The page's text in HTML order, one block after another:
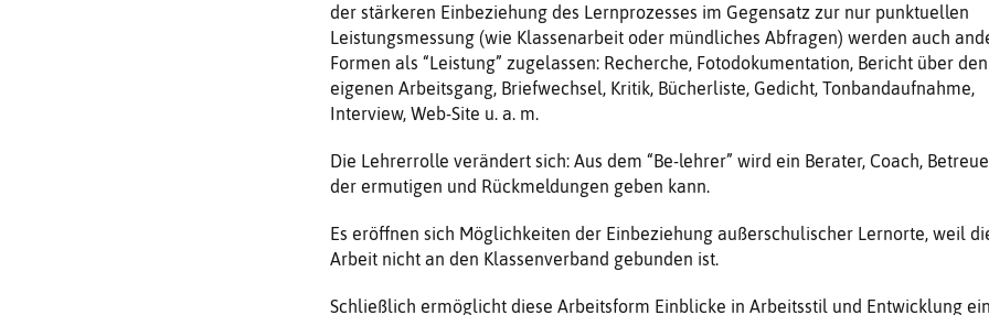
der stärkeren Einbeziehung des Lernprozesses im Gegensatz zur nur punktuellen
Leistungsmessung (wie Klassenarbeit oder mündliches Abfragen) werden auch
Formen als “Leistung” zugelassen: Recherche, Fotodokumentation, Bericht über den
eigenen Arbeitsgang, Briefwechsel, Kritik, Bücherliste, Gedicht, Tonbandaufnahme,
Interview, Web-Site u. a. m.
Die Lehrerrolle verändert sich: Aus dem “Be-lehrer” wird ein Berater, Coach,
der ermutigen und Rückmeldungen geben kann.
Es eröffnen sich Möglichkeiten der Einbeziehung außerschulischer Lernorte, weil
Arbeit nicht an den Klassenverband gebunden ist.
Schließlich ermöglicht diese Arbeitsform Einblicke in Arbeitsstil und Entwicklung